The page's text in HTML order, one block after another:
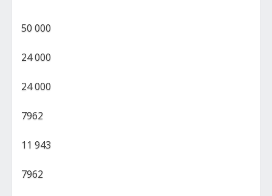
50 000
24 000
24 000
7962
11 943
7962